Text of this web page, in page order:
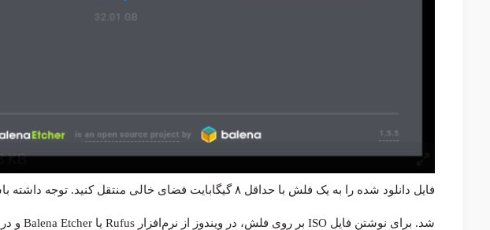
فایل دانلود شده را به یک فلش با حداقل ۸ گیگابایت فضای خالی
شد. برای نوشتن فایل ISO بر روی فلش، در ویندوز از نرم‌افزار Rufus یا Balena Etcher و در لینوکس از دستور